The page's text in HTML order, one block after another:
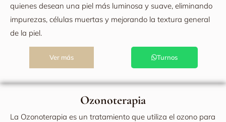
quienes desean una piel más luminosa y suave, eliminando
impurezas, células muertas y mejorando la textura general
de la piel.
Ver más Turnos
Ozonoterapia
La Ozonoterapia es un tratamiento que utiliza el ozono para